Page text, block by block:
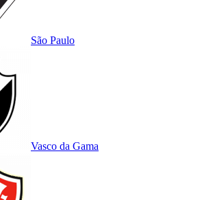
São Paulo
Vasco da Gama